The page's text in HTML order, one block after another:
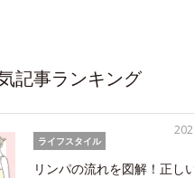
記事ランキング
ライフスタイル
リンパの流れを図解！正し